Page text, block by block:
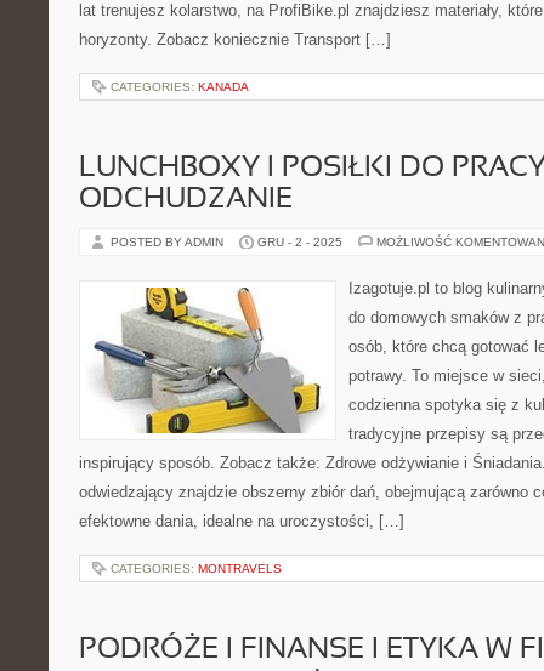
lat trenujesz kolarstwo, na ProfiBike.pl znajdziesz materiały,
horyzonty. Zobacz koniecznie Transport […]
CATEGORIES: KANADA
LUNCHBOXY I POSIŁKI DO
ODCHUDZANIE
POSTED BY ADMIN GRU - 2 - 2025 MOŻLIWOŚĆ
Izagotuje.pl to blog
do domowych smaków z
osób, które chcą gotować
potrawy. To miejsce w
codzienna spotyka się z
tradycyjne przepisy są
inspirujący sposób. Zobacz także: Zdrowe odżywianie i
odwiedzający znajdzie obszerny zbiór dań, obejmującą zarówno
efektowne dania, idealne na uroczystości, […]
CATEGORIES: MONTRAVELS
PODRÓŻE I FINANSE I ETYKA W